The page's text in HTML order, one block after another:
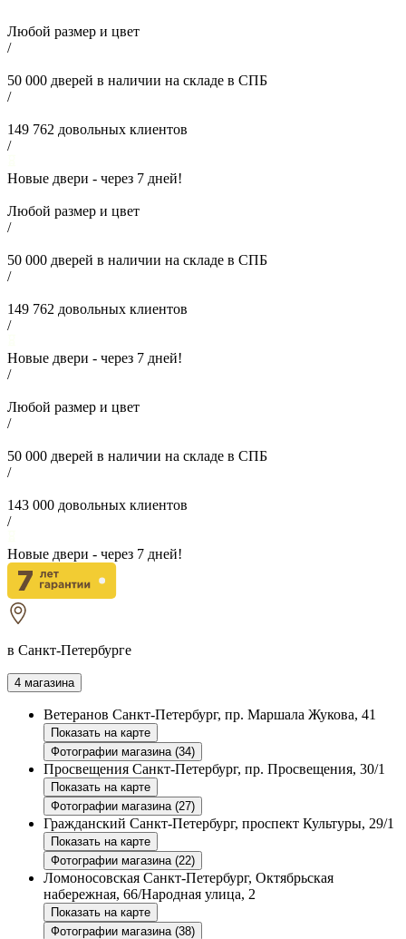
Любой размер и цвет
/
50 000 дверей в наличии на складе в СПБ
/
149 762 довольных клиентов
/
Новые двери - через 7 дней!
Любой размер и цвет
/
50 000 дверей в наличии на складе в СПБ
/
149 762 довольных клиентов
/
Новые двери - через 7 дней!
/
Любой размер и цвет
/
50 000 дверей в наличии на складе в СПБ
/
143 000 довольных клиентов
/
Новые двери - через 7 дней!
в Санкт-Петербурге
4 магазина
Ветеранов Санкт-Петербург, пр. Маршала Жукова, 41
Показать на карте
Фотографии магазина (34)
Просвещения Санкт-Петербург, пр. Просвещения, 30/1
Показать на карте
Фотографии магазина (27)
Гражданский Санкт-Петербург, проспект Культуры, 29/1
Показать на карте
Фотографии магазина (22)
Ломоносовская Санкт-Петербург, Октябрьская
набережная, 66/Народная улица, 2
Показать на карте
Фотографии магазина (38)